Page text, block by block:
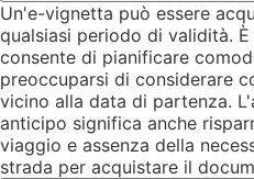
Un'e-vignetta può essere
qualsiasi periodo di validità.
consente di pianificare
preoccuparsi di considerare
vicino alla data di partenza.
anticipo significa anche
viaggio e assenza della
strada per acquistare il